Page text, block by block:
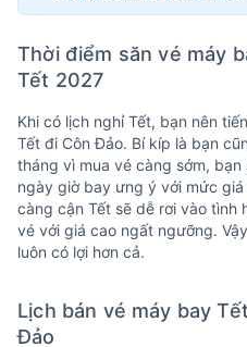
Thời điểm săn vé máy
Tết 2027
Khi có lịch nghỉ Tết, bạn nên
Tết đi Côn Đảo. Bí kíp là bạn
tháng vì mua vé càng sớm,
ngày giờ bay ưng ý với mức
càng cận Tết sẽ dễ rơi vào tình
vé với giá cao ngất ngưỡng.
luôn có lợi hơn cả.
Lịch bán vé máy bay
Đảo